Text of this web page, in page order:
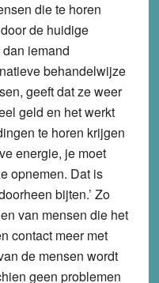
die te horen
de huidige
iemand
behandelwijze
geeft dat ze weer
geld en het werkt
te horen krijgen
energie, je moet
opnemen. Dat is
bijten.’ Zo
van mensen die het
contact meer met
de mensen wordt
geen problemen